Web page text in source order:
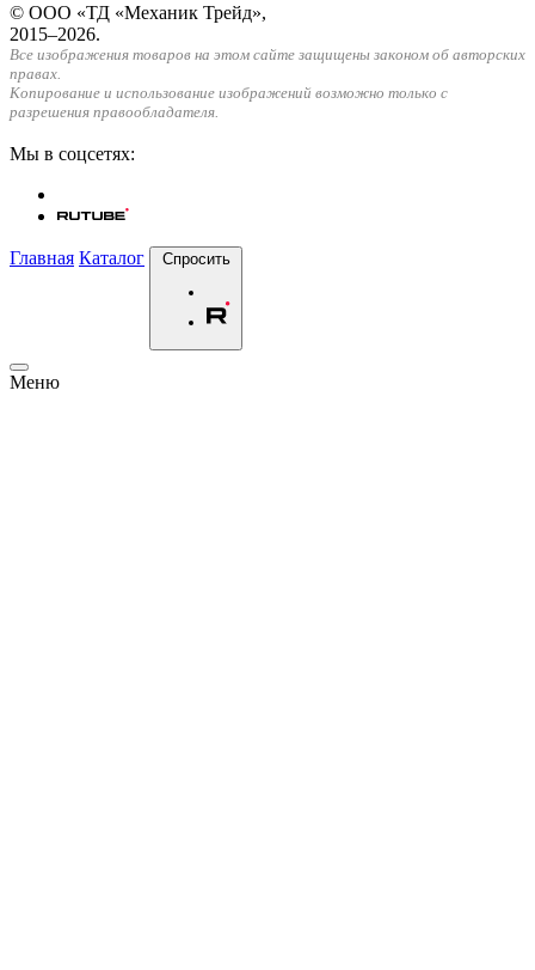
© ООО «ТД «Механик Трейд»,
2015–2026.
Все изображения товаров на этом сайте защищены законом об авторских
правах.
Копирование и использование изображений возможно только с
разрешения правообладателя.
Мы в соцсетях:
Главная Каталог Спросить
Меню